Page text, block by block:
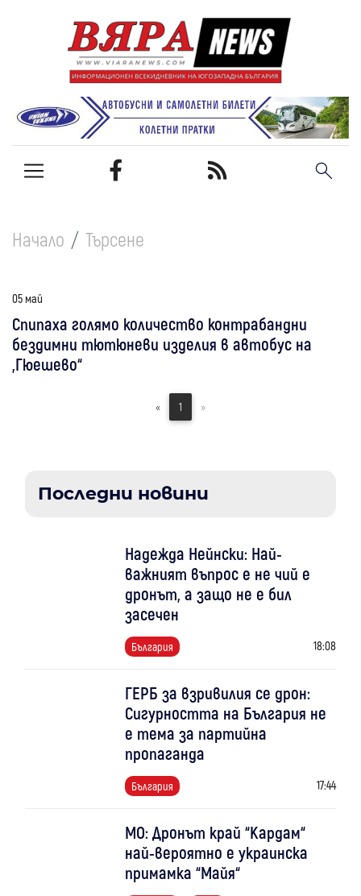
Начало Търсене
05 май
Спипаха голямо количество контрабандни
бездимни тютюневи изделия в автобус на
„Гюешево“
« 1 »
Последни новини
Надежда Нейнски: Най-
важният въпрос е не чий е
дронът, а защо не е бил
засечен
България 18:08
ГЕРБ за взривилия се дрон:
Сигурността на България не
е тема за партийна
пропаганда
България 17:44
МО: Дронът край “Кардам“
най-вероятно е украинска
примамка “Майя“